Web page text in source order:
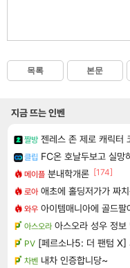
목록 본문
지금 뜨는 인벤
짤방 젠레스 존 제로 캐릭터
클립 FC온 호날두보고 실망
메이플 분내학개론 [174]
로아 애초에 홀딩저가가 짜
와우 아이템매니아에 골드
아스오라 아스오라 성우 정
PV [페르소나5: 더 팬텀 X]
차벤 내차 인증합니당~